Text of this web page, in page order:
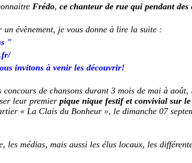
Frédo,ce chanteur de rue qui pendant
évènement, je vous donne à lire la suite :
"
invitons à venir les découvrir!
de chansons durant 3 mois de mai à août,
leur premierpique nique festif et convivial sur
« La Clais du Bonheur », le dimanche 07
les médias, mais aussi les élus locaux, les